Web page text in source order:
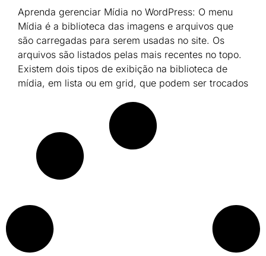
Aprenda gerenciar Mídia no WordPress: O menu
Mídia é a biblioteca das imagens e arquivos que
são carregadas para serem usadas no site. Os
arquivos são listados pelas mais recentes no topo.
Existem dois tipos de exibição na biblioteca de
mídia, em lista ou em grid, que podem ser trocados